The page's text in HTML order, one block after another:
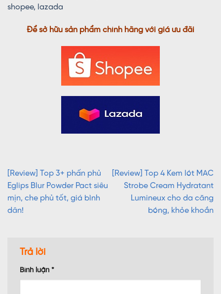
shopee, lazada
Để sở hữu sản phẩm chính hãng với giá ưu đãi
[Review] Top 3+ phấn phủ
Eglips Blur Powder Pact siêu
mịn, che phủ tốt, giá bình
dân!
[Review] Top 4 Kem lót MAC
Strobe Cream Hydratant
Lumineux cho da căng
bóng, khỏe khoắn
Trả lời
Bình luận *